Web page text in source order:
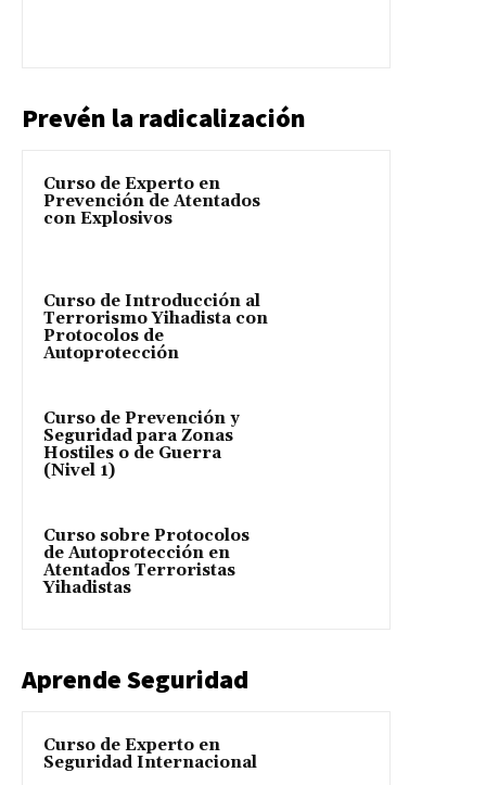
Prevén la radicalización
Curso de Experto en
Prevención de Atentados
con Explosivos
Curso de Introducción al
Terrorismo Yihadista con
Protocolos de
Autoprotección
Curso de Prevención y
Seguridad para Zonas
Hostiles o de Guerra
(Nivel 1)
Curso sobre Protocolos
de Autoprotección en
Atentados Terroristas
Yihadistas
Aprende Seguridad
Curso de Experto en
Seguridad Internacional